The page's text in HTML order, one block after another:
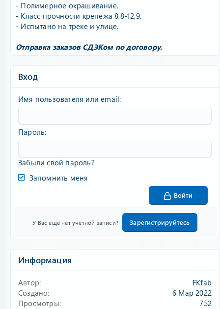
- Полимерное окрашивание.
- Класс прочности крепежа 8,8-12,9.
- Испытано на треке и улице.
Отправка заказов СДЭКом по договору.
Вход
Имя пользователя или email
Пароль
Забыли свой пароль?
Запомнить меня
Войти
У Вас ещё нет учётной записи? Зарегистрируйтесь
Информация
Автор
FKfab
Создано
6 Мар 2022
Просмотры
752